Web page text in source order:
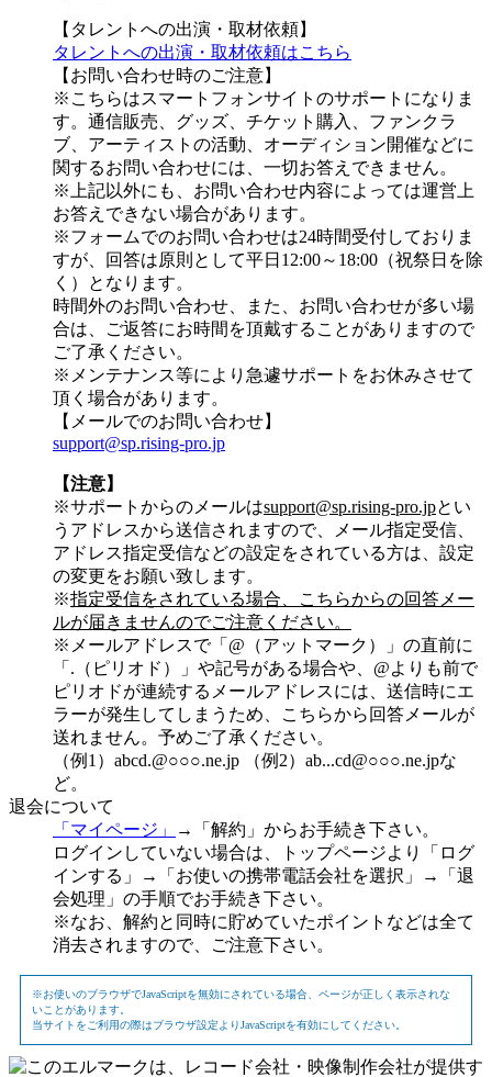
【タレントへの出演・取材依頼】
タレントへの出演・取材依頼はこちら
【お問い合わせ時のご注意】
※こちらはスマートフォンサイトのサポートになりま
す。通信販売、グッズ、チケット購入、ファンクラ
ブ、アーティストの活動、オーディション開催などに
関するお問い合わせには、一切お答えできません。
※上記以外にも、お問い合わせ内容によっては運営上
お答えできない場合があります。
※フォームでのお問い合わせは24時間受付しておりま
すが、
回答は原則として平日12:00～18:00（祝祭日を除
く）
となります。
時間外のお問い合わせ、また、お問い合わせが多い場
合は、ご返答にお時間を頂戴することがありますので
ご了承ください。
※メンテナンス等により急遽サポートをお休みさせて
頂く場合があります。
【メールでのお問い合わせ】
support@sp.rising-pro.jp
【注意】
※サポートからのメールはsupport@sp.rising-pro.jpとい
うアドレスから送信されますので、メール指定受信、
アドレス指定受信などの設定をされている方は、設定
の変更をお願い致します。
※指定受信をされている場合、こちらからの回答メー
ルが届きませんのでご注意ください。
※メールアドレスで「@（アットマーク）」の直前に
「.（ピリオド）」や記号がある場合や、@よりも前で
ピリオドが連続するメールアドレスには、送信時にエ
ラーが発生してしまうため、こちらから回答メールが
送れません。予めご了承ください。
（例1）abcd.@○○○.ne.jp （例2）ab...cd@○○○.ne.jpな
ど。
退会について
「マイページ」
→「解約」からお手続き下さい。
ログインしていない場合は、トップページより「ログ
インする」→「お使いの携帯電話会社を選択」→「退
会処理」の手順でお手続き下さい。
※なお、解約と同時に貯めていたポイントなどは全て
消去されますので、ご注意下さい。
※お使いのブラウザでJavaScriptを無効にされている場合、ページが正しく表示されな
いことがあります。
当サイトをご利用の際はブラウザ設定よりJavaScriptを有効にしてください。